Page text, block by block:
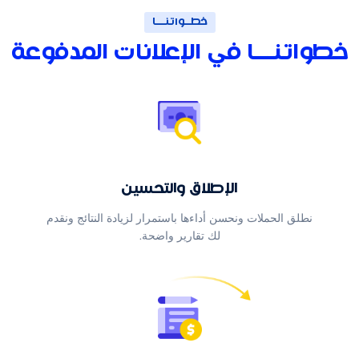
في الإعلانات المدفوعة
الإطلاق والتحسين
الحملات ونحسن أداءها باستمرار لزيادة النتائج ونقدم
لك تقارير واضحة.